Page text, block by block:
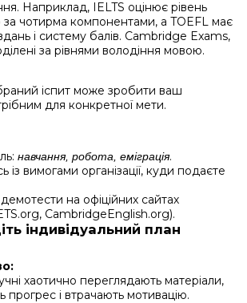
Наприклад, IELTS оцінює рівень
чотирма компонентами, а TOEFL має
і систему балів. Cambridge Exams,
за рівнями володіння мовою.
іспит може зробити ваш
для конкретної мети.
навчання, робота, еміграція.
із вимогами організації, куди подаєте
на офіційних сайтах
CambridgeEnglish.org).
індивідуальний план
хаотично переглядають матеріали,
прогрес і втрачають мотивацію.